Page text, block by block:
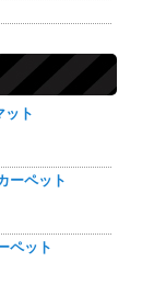
ト
ーペット
ペット